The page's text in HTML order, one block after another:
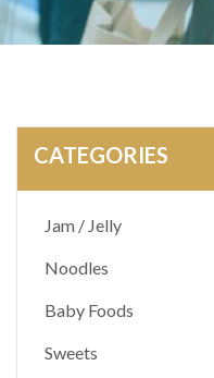
CATEGORIES
Jam / Jelly
Noodles
Baby Foods
Sweets